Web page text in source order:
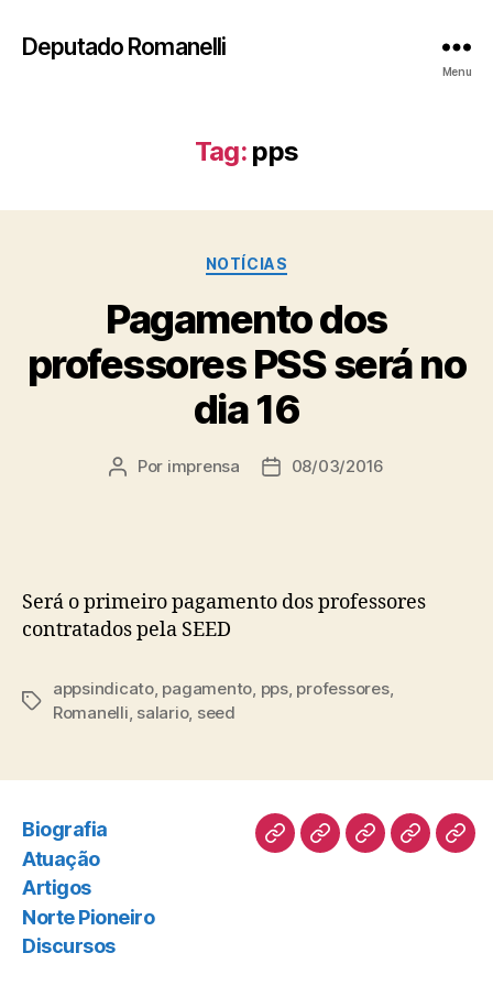
Deputado Romanelli
Menu
Tag: pps
Categorias
NOTÍCIAS
Pagamento dos
professores PSS será no
dia 16
Autor
Por imprensa
Data08/03/2016
Será o primeiro pagamento dos professores
contratados pela SEED
Tags
appsindicato, pagamento pps, professores,
Romanelli salario, seed
Biografia
Atuação
Artigos
Norte Pioneiro
Discursos
BiografiaAtuaçãoArtigosNorte